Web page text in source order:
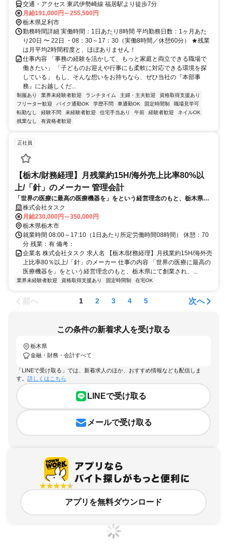
交通・アクセス 東武伊勢崎線 福居駅より徒歩7分
月給191,000円～255,500円
栃木県足利市
勤務時間詳細 実働時間：1日あたり8時間 平均勤務日数：1ヶ月あた
り20日 〜 22日 ・08：30～17：30（実働8時間／休憩60分） ★残業
は月平均2時間程度と、ほぼありません！
仕事内容 「事務の経験を活かして、もっと家庭と両立できる職場で
働きたい」 「子どものお迎えや行事にも柔軟に対応できる環境を探
している」 もし、そんな想いをお持ちなら、ぜひ当社の『本部事
務』にお越しくだ...
制服あり 業界未経験者歓迎 ランチタイム 主婦・主夫歓迎
資格取得支援あり
フリーター歓迎
バイク通勤OK 学歴不問 車通勤OK 固定時間制
職場見学可
転勤なし
経験不問 未経験者歓迎 住宅手当あり 午前 経験者歓迎
ネイルOK
残業なし
有資格者歓迎
正社員
【栃木/財務経理】月残業約15H/海外売上比率80%以
上/「針」のメーカー 管理会計
「世界の医療に最高の医療機器を」をという経営理念のもと、栃木県に
て創業され、美容針等で海外売上を伸ばしている当社にて、財務経理の
お仕事をお任せします。
株式会社タスク
月給230,000円～350,000円
栃木県栃木市
就業時間 08:00～17:10（1日あたり所定労働時間08時間） 休憩：70
分 残業：有 備考：
企業名 株式会社タスク 求人名 【栃木/財務経理】月残業約15H/海外売
上比率80％以上/「針」のメーカー 仕事の内容 「世界の医療に最高の
医療機器を」をという経営理念のもと、栃木県にて創業され、...
業界未経験者歓迎 資格取得支援あり 固定時間制 在宅OK
前へ 1 2 3 4 5 次へ
この条件の新着求人を受け取る
栃木県
金融・財務・会計すべて
「LINEで受け取る」では、新着求人のほか、おすすめ情報なども配信しま
す。 詳しくはこちら
LINEで受け取る
メールで受け取る
アプリを無料ダウンロード